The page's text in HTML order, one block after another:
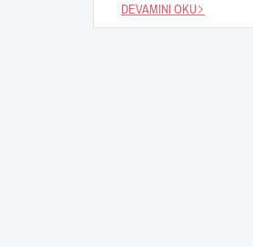
DEVAMINI OKU